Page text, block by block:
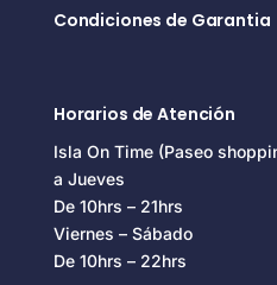
Condiciones de Garantia
Horarios de Atención
Isla On Time (Paseo
a Jueves
De 10hrs – 21hrs
Viernes – Sábado
De 10hrs – 22hrs